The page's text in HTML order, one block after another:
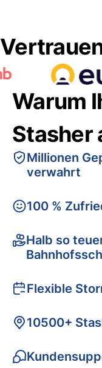
Warum
Stasher
Millionen
verwahrt
100 %
Halb so
Flexible
10500+